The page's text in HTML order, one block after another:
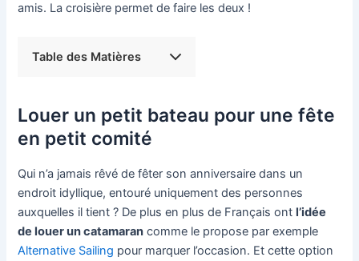
amis. La croisière permet de faire les deux !
Table des Matières
Louer un petit bateau pour une fête
en petit comité
Qui n’a jamais rêvé de fêter son anniversaire dans un
endroit idyllique, entouré uniquement des personnes
auxquelles il tient ? De plus en plus de Français ontl’idée
de louer un catamaran comme le propose par exemple
Alternative Sailing pour marquer l’occasion. Et cette option